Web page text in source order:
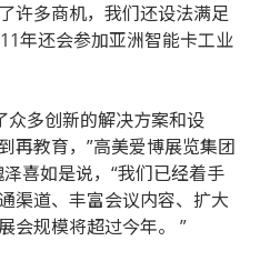
许多商机，我们还设法满足
年还会参加亚洲智能卡工业
众多创新的解决方案和设
再教育，”高美爱博展览集团
喜如是说，“我们已经着手
渠道、丰富会议内容、扩大
会规模将超过今年。 ”